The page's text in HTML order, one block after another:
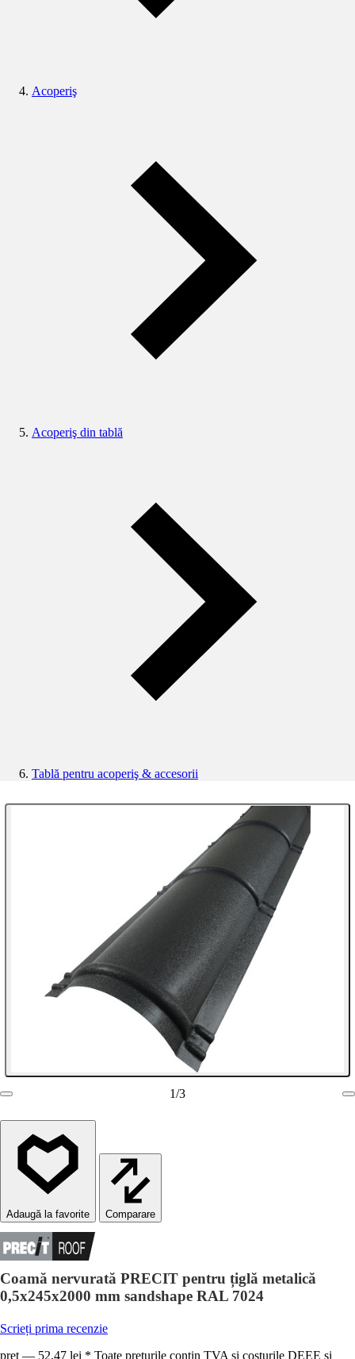
Acoperiş
Acoperiş din tablă
Tablă pentru acoperiş & accesorii
1/3
Comparare
Coamă nervurată PRECIT pentru țiglă metalică
0,5x245x2000 mm sandshape RAL 7024
Scrieți prima recenzie
preț — 52,47 lei * Toate prețurile conțin TVA și costurile DEEE și